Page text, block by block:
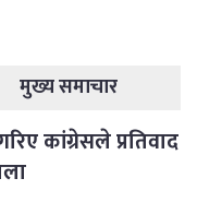
मुख्य समाचार
कांग्रेसले प्रतिवाद